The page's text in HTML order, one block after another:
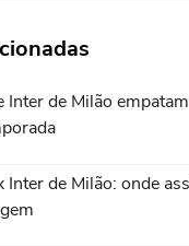
Inter de Milão
Inter de Milão: onde